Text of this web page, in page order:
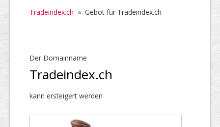
Tradeindex.ch » Gebot für Tradeindex.ch
Der Domainname
Tradeindex.ch
kann ersteigert werden